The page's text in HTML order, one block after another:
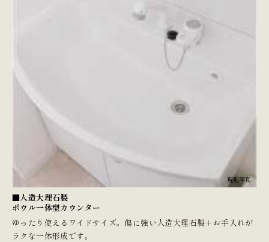
現地写真
■人造大理石製
ボウル一体型カウンター
ゆったり使えるワイドサイズ。傷に強い人造大理石製＋お手入れが
ラクな一体形成です。